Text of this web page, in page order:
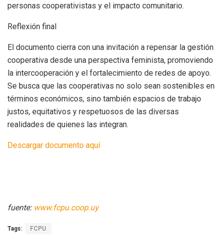
personas cooperativistas y el impacto comunitario.
Reflexión final
El documento cierra con una invitación a repensar la gestión
cooperativa desde una perspectiva feminista, promoviendo
la intercooperación y el fortalecimiento de redes de apoyo.
Se busca que las cooperativas no solo sean sostenibles en
términos económicos, sino también espacios de trabajo
justos, equitativos y respetuosos de las diversas
realidades de quienes las integran.
Descargar documento aquí
fuente: www.fcpu.coop.uy
Tags: FCPU